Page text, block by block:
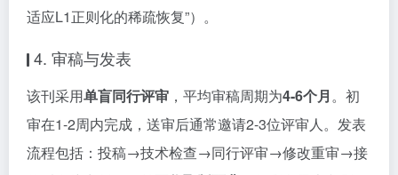
适应L1正则化的稀疏恢复”）。
4. 审稿与发表
该刊采用单盲同行评审 ，平均审稿周期为4-6个月。初
审在1-2周内完成，送审后通常邀请2-3位评审人。发表
流程包括：投稿→技术检查→同行评审→修改重审→接